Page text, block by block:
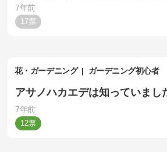
7年前
17
花・ガーデニング ガーデニング初心者
アサノハカエデは知っていまし
7年前
12